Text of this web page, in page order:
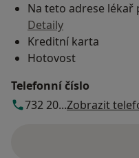
Na teto adrese
Detaily
Kreditní karta
Hotovost
Telefonní číslo
732 20...Zobrazit